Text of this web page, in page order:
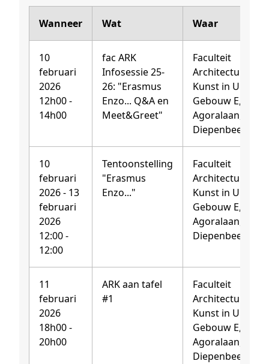
Wanneer Wat Waar
10
februari
2026
12h00 -
14h00
fac ARK
Infosessie 25-
26: "Erasmus
Enzo... Q&A en
Meet&Greet"
Faculteit
Architectuur en
Kunst in
Gebouw E,
Agoralaan, 3590
Diepenbeek
10
februari
2026 - 13
februari
2026
12:00 -
12:00
Tentoonstelling
"Erasmus
Enzo..."
Faculteit
Architectuur en
Kunst in
Gebouw E,
Agoralaan, 3590
Diepenbeek
11
februari
2026
18h00 -
20h00
ARK aan tafel
#1
Faculteit
Architectuur en
Kunst in
Gebouw E,
Agoralaan, 3590
Diepenbeek